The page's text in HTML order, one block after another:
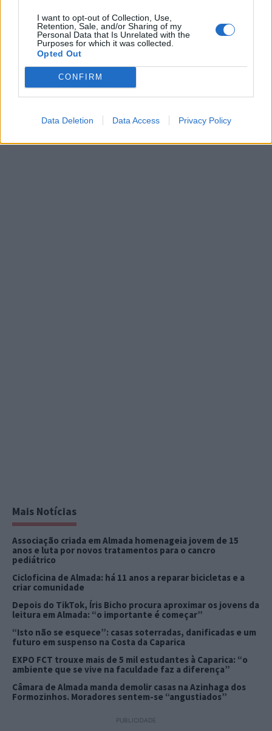
I want to opt-out of Collection, Use,
Retention, Sale, and/or Sharing of my
Personal Data that Is Unrelated with the
Purposes for which it was collected.
Opted Out
CONFIRM
Data Deletion Data Access Privacy Policy
Charneca da Caparica recebe
Conferência Internacional dedicada ao
4 de Agosto de 2026
Mais Notícias
Associação criada em Almada homenageia jovem de 15
anos e luta por novos tratamentos para o cancro
pediátrico
Cicloficina de Almada: há 11 anos a reparar bicicletas e a
criar comunidade
Depois do TikTok, Íris Bicho procura aproximar os jovens da
leitura em Almada: “o importante é começar”
“Isto não se esquece”: casas soterradas, danificadas e um
futuro em suspenso na Costa da Caparica
EXPO FCT trouxe mais de 5 mil estudantes à Caparica: “o
ambiente que se vive na faculdade faz a diferença”
Câmara de Almada manda demolir casas na Azinhaga dos
Formozinhos. Moradores sentem-se “angustiados”
PUBLICIDADE